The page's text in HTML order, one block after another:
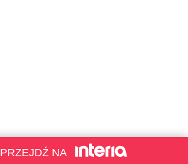
PRZEJDŹ NA